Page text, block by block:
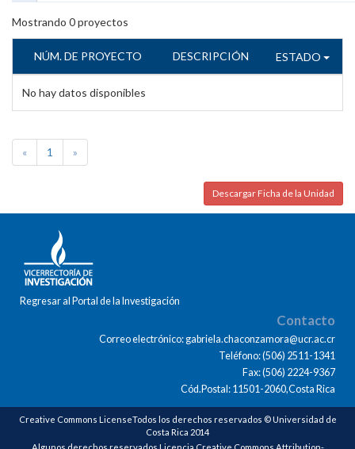
Mostrando 0proyectos
NÚM. DE PROYECTO DESCRIPCIÓN ESTADO
No hay datos disponibles
« 1 »
Descargar Ficha de la Unidad
Regresar al Portal de la Investigación
Contacto
Correo electrónico: gabriela.chaconzamora@ucr.ac.cr
Teléfono: (506) 2511-1341
Fax: (506) 2224-9367
Cód.Postal: 11501-2060,Costa Rica
Creative Commons LicenseTodos los derechos reservados © Universidad de
Costa Rica 2014